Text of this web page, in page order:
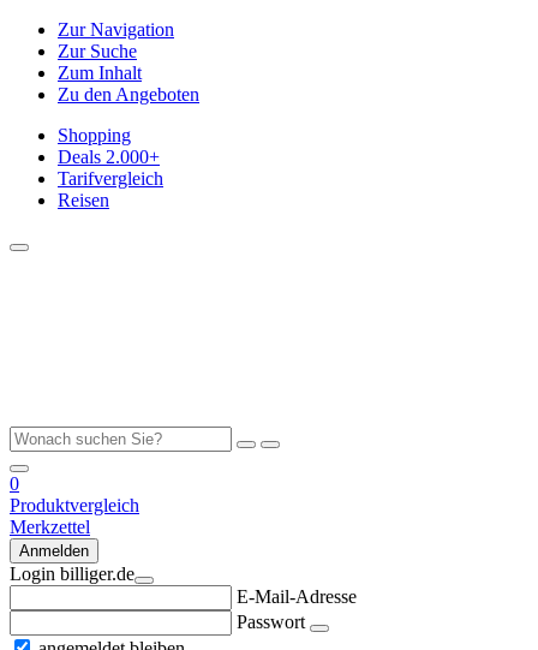
Zur Navigation
Zur Suche
Zum Inhalt
Zu den Angeboten
Shopping
Deals 2.000+
Tarifvergleich
Reisen
0
Produktvergleich
Merkzettel
Anmelden
Login billiger.de
E-Mail-Adresse
Passwort